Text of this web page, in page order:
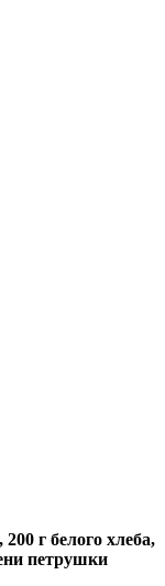
г белого хлеба,
петрушки